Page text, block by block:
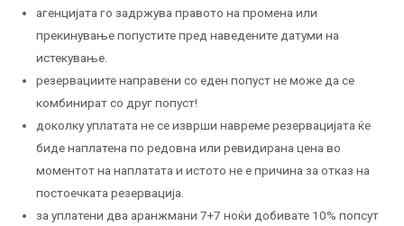
агенцијата го задржува правото на промена или
прекинување попустите пред наведените датуми на
истекување.
резервациите направени со еден попуст не може да се
комбинират со друг попуст!
доколку уплатата не се изврши навреме резервацијата ќе
биде наплатена по редовна или ревидирана цена во
моментот на наплатата и истото не е причина за отказ на
постоечката резервација.
за уплатени два аранжмани 7+7 ноќи добивате 10% попсут